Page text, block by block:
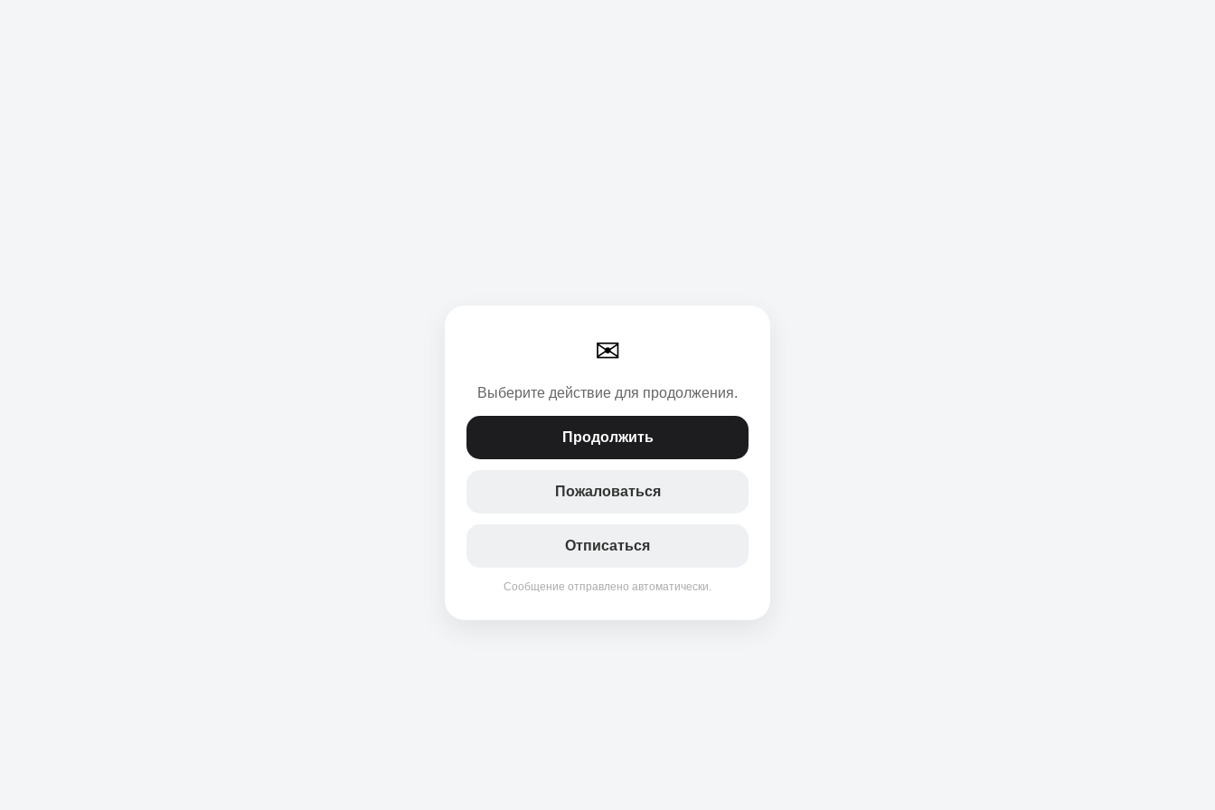
✉
Выберите действие для продолжения.
Продолжить
Пожаловаться
Отписаться
Сообщение отправлено автоматически.